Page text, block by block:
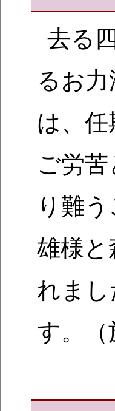
去る
るお
は、
ご労
り難
雄様と
れま
す。